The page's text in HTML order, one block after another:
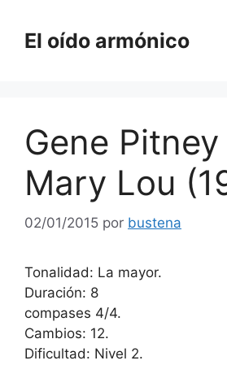
contenido
El oído armónico
Gene
Mary Lou
02/01/2015 por bustena
Tonalidad: La mayor.
Duración: 8
compases 4/4.
Cambios: 12.
Dificultad: Nivel 2.